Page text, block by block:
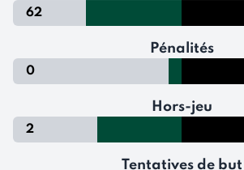
62
Pénalités
0
Hors-jeu
2
Tentatives de but